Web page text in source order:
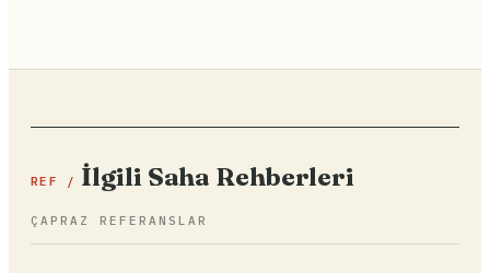
REF / İlgili Saha Rehberleri
ÇAPRAZ REFERANSLAR